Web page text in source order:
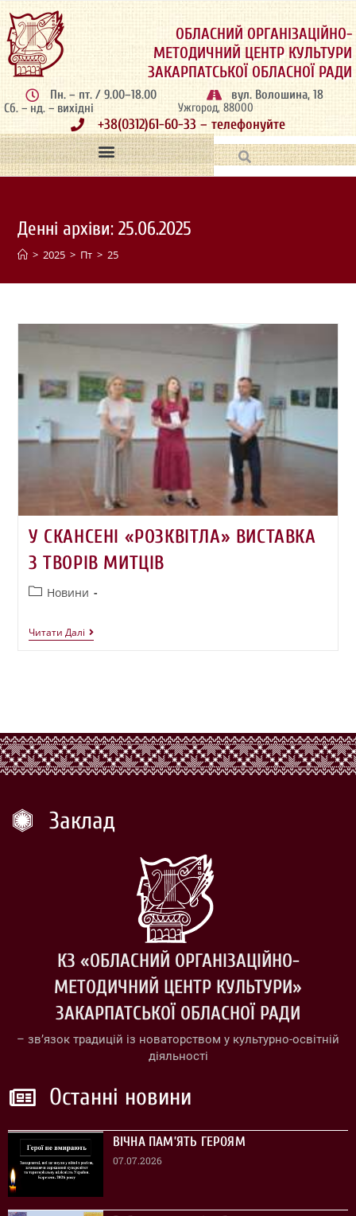
ОБЛАСНИЙ ОРГАНІЗАЦІЙНО-
МЕТОДИЧНИЙ ЦЕНТР КУЛЬТУРИ
ЗАКАРПАТСЬКОЇ ОБЛАСНОЇ РАДИ
Пн. – пт. / 9.00–18.00
Сб. – нд. – вихідні
вул. Волошина, 18
Ужгород, 88000
+38(0312)61-60-33 – телефонуйте
Денні архіви: 25.06.2025
> 2025 > Пт > 25
У СКАНСЕНІ «РОЗКВІТЛА» ВИСТАВКА
З ТВОРІВ МИТЦІВ
Новини
Читати Далі
Заклад
КЗ «ОБЛАСНИЙ ОРГАНІЗАЦІЙНО-
МЕТОДИЧНИЙ ЦЕНТР КУЛЬТУРИ»
ЗАКАРПАТСЬКОЇ ОБЛАСНОЇ РАДИ
– зв’язок традицій із новаторством у культурно-освітній
діяльності
Останні новини
ВІЧНА ПАМ’ЯТЬ ГЕРОЯМ
07.07.2026